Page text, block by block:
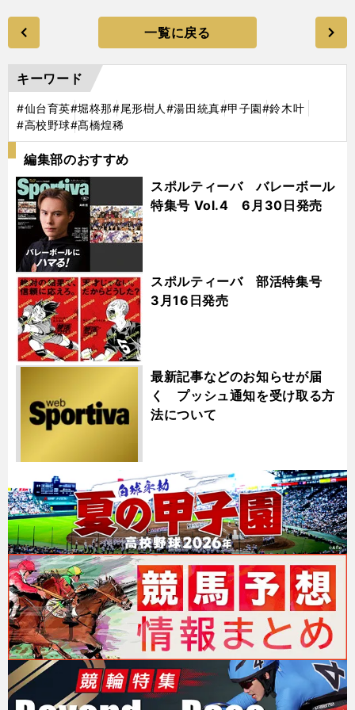
一覧に戻る
キーワード
#仙台育英#堀柊那#尾形樹人 #湯田統真#甲子園#鈴木叶
#高校野球#髙橋煌稀
編集部のおすすめ
スポルティーバ バレーボール
特集号 Vol.4 6月30日発売
スポルティーバ 部活特集号
3月16日発売
最新記事などのお知らせが届
く プッシュ通知を受け取る方
法について